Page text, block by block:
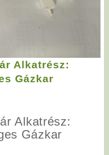
Alkatrész:
Gázkar
Alkatrész:
Gázkar